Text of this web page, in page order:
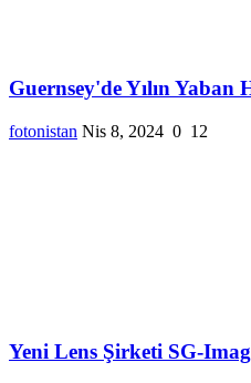
Guernsey'de Yılın Yaban
fotonistan Nis 8, 2024 0 12
Yeni Lens Şirketi SG-